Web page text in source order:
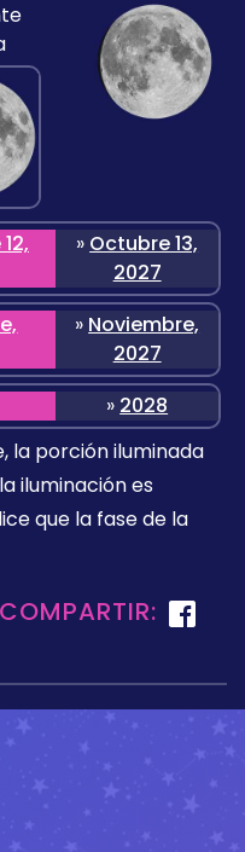
» Octubre 13,
2027
» Noviembre,
2027
» 2028
la porción iluminada
iluminación es
que la fase de la